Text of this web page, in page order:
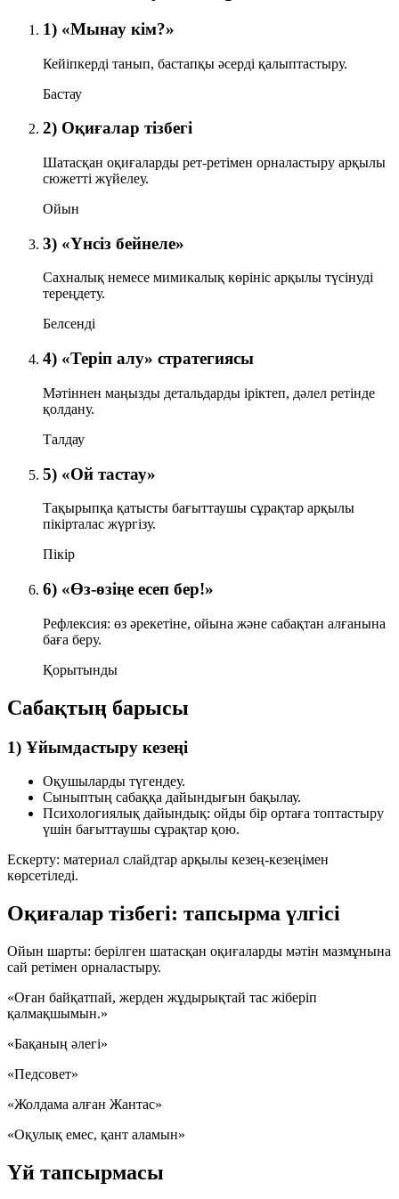
1) «Мынау кім?»
Кейіпкерді танып, бастапқы әсерді қалыптастыру.
Бастау
2) Оқиғалар тізбегі
Шатасқан оқиғаларды рет-ретімен орналастыру арқылы
сюжетті жүйелеу.
Ойын
3) «Үнсіз бейнеле»
Сахналық немесе мимикалық көрініс арқылы түсінуді
тереңдету.
Белсенді
4) «Теріп алу» стратегиясы
Мәтіннен маңызды детальдарды іріктеп, дәлел ретінде
қолдану.
Талдау
5) «Ой тастау»
Тақырыпқа қатысты бағыттаушы сұрақтар арқылы
пікірталас жүргізу.
Пікір
6) «Өз-өзіңе есеп бер!»
Рефлексия: өз әрекетіне, ойына және сабақтан алғанына
баға беру.
Қорытынды
Сабақтың барысы
1) Ұйымдастыру кезеңі
Оқушыларды түгендеу.
Сыныптың сабаққа дайындығын бақылау.
Психологиялық дайындық: ойды бір ортаға топтастыру
үшін бағыттаушы сұрақтар қою.
Ескерту: материал слайдтар арқылы кезең-кезеңімен
көрсетіледі.
Оқиғалар тізбегі: тапсырма үлгісі
Ойын шарты: берілген шатасқан оқиғаларды мәтін мазмұнына
сай ретімен орналастыру.
«Оған байқатпай, жерден жұдырықтай тас жіберіп
қалмақшымын.»
«Бақаның әлегі»
«Педсовет»
«Жолдама алған Жантас»
«Оқулық емес, қант аламын»
Үй тапсырмасы